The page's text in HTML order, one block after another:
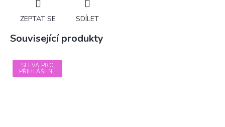
ZEPTAT SE SDÍLET
Související produkty
SLEVA PRO
PŘIHLÁŠENÉ